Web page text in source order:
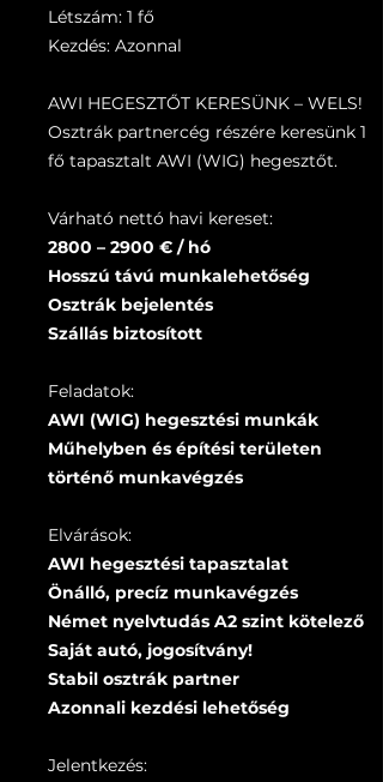
Létszám: 1 fő
Kezdés: Azonnal
AWI HEGESZTŐT KERESÜNK – WELS!
Osztrák partnercég részére keresünk 1
fő tapasztalt AWI (WIG) hegesztőt.
Várható nettó havi kereset:
2800 – 2900 € / hó
Hosszú távú munkalehetőség
Osztrák bejelentés
Szállás biztosított
Feladatok:
AWI (WIG) hegesztési munkák
Műhelyben és építési területen
történő munkavégzés
Elvárások:
AWI hegesztési tapasztalat
Önálló, precíz munkavégzés
Német nyelvtudás A2 szint kötelező
Saját autó, jogosítvány!
Stabil osztrák partner
Azonnali kezdési lehetőség
Jelentkezés: